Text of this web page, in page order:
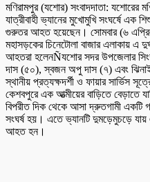
মণিরামপুর (যশোর) সংবাদদাতা:
যাত্রীবাহী ভ্যানের মুখোমুখি সংঘর্ষে এক
গুরুতর আহত হয়েছেন। সোমবার (৬
মহাসড়কের চিনেটোলা বাজার এলাকায় এ
আহতরা হলেনÑযশোর সদর উপজেলার
দাস (৫০), স্বজন অপু দাস (৭) এবং
স্থানীয় প্রত্যক্ষদর্শী ও ফায়ার সার্ভিস
কেশবপুরে এক আত্মীয়ের বাড়িতে বেড়াতে
বিপরীত দিক থেকে আসা দ্রুতগামী একটি
সংঘর্ষ হয়। এতে ভ্যানটি দুমড়েমুচড়ে
আহত হন।